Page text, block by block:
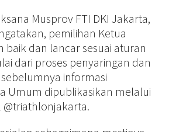
Musprov FTI DKI Jakarta,
pemilihan Ketua
baik dan lancar sesuai aturan
dari proses penyaringan dan
informasi
Umum dipublikasikan melalui
@triathlonjakarta.